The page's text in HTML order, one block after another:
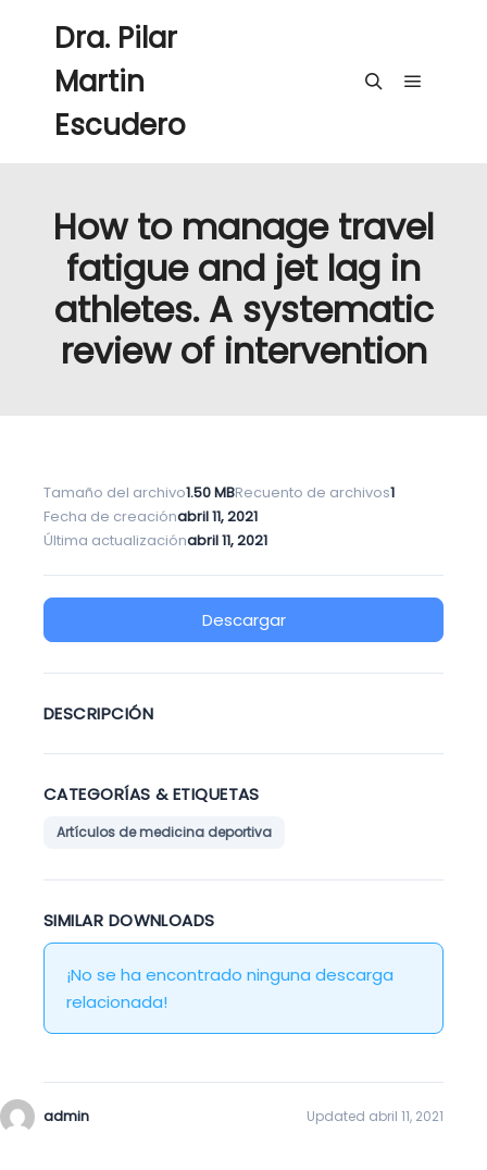
Dra. Pilar
Martin
Escudero
How to manage travel
fatigue and jet lag in
athletes. A systematic
review of intervention
Tamaño del archivo1.50 MBRecuento de archivos1
Fecha de creaciónabril 11, 2021
Última actualizaciónabril 11, 2021
Descargar
DESCRIPCIÓN
CATEGORÍAS & ETIQUETAS
Artículos de medicina deportiva
SIMILAR DOWNLOADS
¡No se ha encontrado ninguna descarga
relacionada!
admin Updated abril 11, 2021